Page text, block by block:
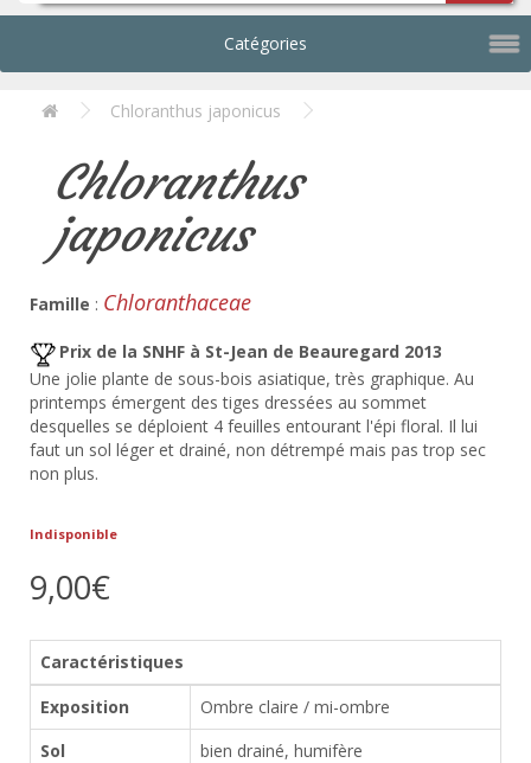
Catégories
Chloranthus japonicus
Chloranthus
japonicus
Famille : Chloranthaceae
Prix de la SNHF à St-Jean de Beauregard 2013
Une jolie plante de sous-bois asiatique, très graphique. Au
printemps émergent des tiges dressées au sommet
desquelles se déploient 4 feuilles entourant l'épi floral. Il lui
faut un sol léger et drainé, non détrempé mais pas trop sec
non plus.
Indisponible
9,00€
Caractéristiques
Exposition
Ombre claire / mi-ombre
Sol
bien drainé, humifère